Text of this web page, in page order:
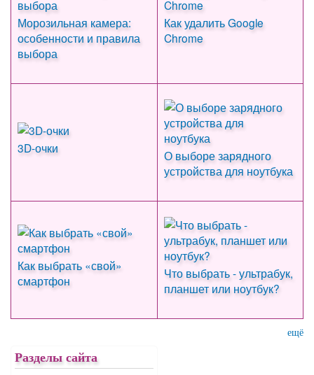
Морозильная камера:
особенности и правила
выбора
Как удалить Google
Chrome
3D-очки
О выборе зарядного
устройства для ноутбука
Как выбрать «свой»
смартфон
Что выбрать - ультрабук,
планшет или ноутбук?
ещё
Разделы сайта